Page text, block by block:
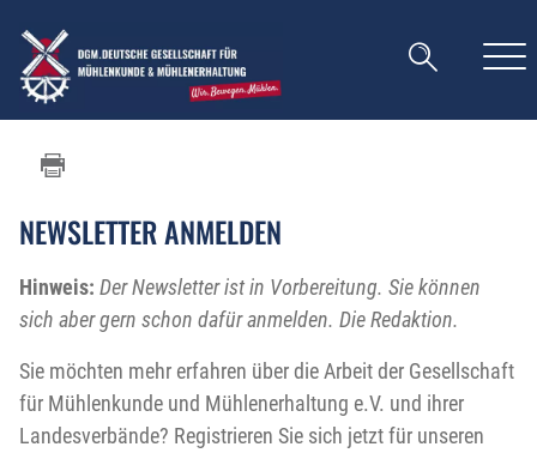
NEWSLETTER ANMELDEN
Hinweis: Der Newsletter ist in Vorbereitung. Sie können
sich aber gern schon dafür anmelden. Die Redaktion.
Sie möchten mehr erfahren über die Arbeit der Gesellschaft
für Mühlenkunde und Mühlenerhaltung e.V. und ihrer
Landesverbände? Registrieren Sie sich jetzt für unseren